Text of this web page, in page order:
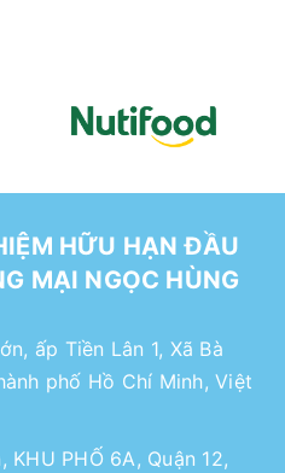
HỮU HẠN ĐẦU
MẠI NGỌC HÙNG
ấp Tiền Lân 1, Xã Bà
phố Hồ Chí Minh, Việt
KHU PHỐ 6A, Quận 12,